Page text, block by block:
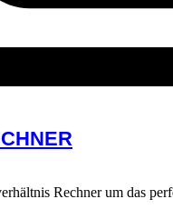
Rechner um das